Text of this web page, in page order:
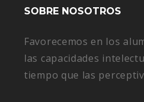
SOBRE NOSOTROS
Favorecemos en los
las capacidades
tiempo que las